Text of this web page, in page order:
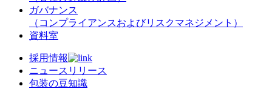
ガバナンス
（コンプライアンスおよびリスクマネジメント）
資料室
採用情報
ニュースリリース
包装の豆知識